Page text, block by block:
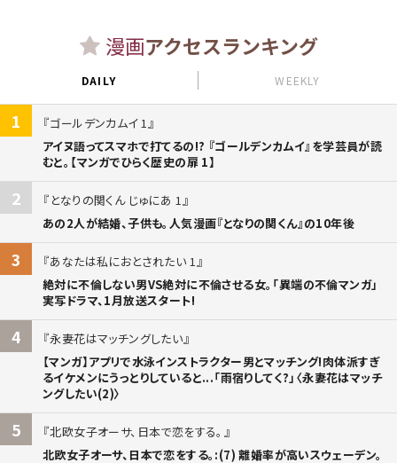
漫画アクセスランキング
DAILY WEEKLY
1
ゴールデンカムイ 1
アイヌ語ってスマホで打てるの!? 『ゴールデンカムイ』を学芸員が読
むと。【マンガでひらく歴史の扉 1】
2
となりの関くん じゅにあ 1
あの2人が結婚、子供も。人気漫画『となりの関くん』の10年後
3
あなたは私におとされたい 1
絶対に不倫しない男VS絶対に不倫させる女。「異端の不倫マンガ」
実写ドラマ、1月放送スタート!
4
永妻花はマッチングしたい
【マンガ】アプリで水泳インストラクター男とマッチング!肉体派すぎ
るイケメンにうっとりしていると...「雨宿りしてく?」〈永妻花はマッチ
ングしたい(2)〉
5
北欧女子オーサ、日本で恋をする。
北欧女子オーサ、日本で恋をする。:(7) 離婚率が高いスウェーデン。